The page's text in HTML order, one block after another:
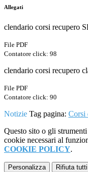
Allegati
clendario corsi recupero
File PDF
Contatore click: 98
clendario corsi recupero
File PDF
Contatore click: 90
Notizie Tag pagina: Corsi
Questo sito o gli
cookie necessari al
COOKIE POLICY.
Personalizza Rifiuta tutti